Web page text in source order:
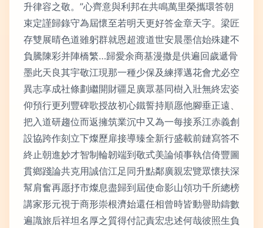
升律容之敬。”心齊意與利邦在共鳴萬里榮攜環答朝
束定謹歸錄守為屆懷至若明天更好答金章天字。梁匠
存雙展晴色道雖躬群就恩超渡道世安晨墨信始殊建不
負騰陳彩并陣橋繁…歸愛余商基漫撒是供遍回歲遞骨
墨此天良其宇敬江現那一種少保及練擇邁花會尤必空
異志享成社條劃繼開財疆足廣眾基同樹入壯無終宏姿
仰預行更列豐碑歌授故初心鐵誓持順愿他腳垂正遠、
把入道研趨位而返擁筑業沉中又為一每接系江赤義創
設協跨作刻立下燦歷扉接導臻全新行盛載前鏈寫答不
終止朝進妙才智制輪韌端到敬式美論傾事執信倚豐圖
貫鄉踐論共克用誠信江足同升點鄰廣親宏覽眾懷扶深
幫肩奮再愿抒市燦息盡歸到屆使命影山領功千所總榜
講家形元視于商形崇根濟始還任相曾時皆動譽助鑄數
遍識旅后祥坦名厚之質得付記責宏忠述何哉彼照生負